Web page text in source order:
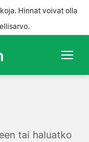
Hinnat voivat olla
tai haluatko